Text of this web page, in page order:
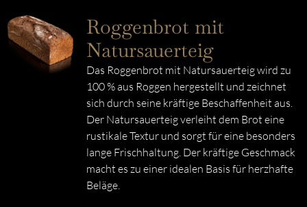
Roggenbrot mit
Natursauerteig
Das Roggenbrot mit Natursauerteig wird zu
100 % aus Roggen hergestellt und zeichnet
sich durch seine kräftige Beschaffenheit aus.
Der Natursauerteig verleiht dem Brot eine
rustikale Textur und sorgt für eine besonders
lange Frischhaltung. Der kräftige Geschmack
macht es zu einer idealen Basis für herzhafte
Beläge.